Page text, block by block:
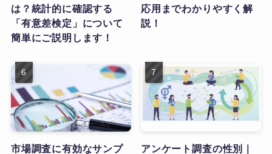
は？統計的に確認する
「有意差検定」について
簡単にご説明します！
応用までわかりやすく解
説！
市場調査に有効なサンプ
アンケート調査の性別｜